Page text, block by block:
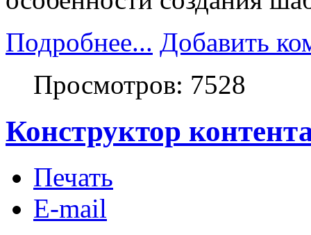
Подробнее... Добавить
Просмотров: 7528
Конструктор
Печать
E-mail